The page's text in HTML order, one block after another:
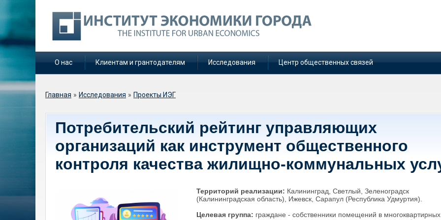
О нас Клиентам и грантодателям Исследования Центр общественных связей
Вы здесь
Главная » Исследования » Проекты ИЭГ
Потребительский рейтинг управляющих
организаций как инструмент общественного
контроля качества жилищно-коммунальных
Территорий реализации: Калининград, Светлый, Зеленоградск
(Калининградская область), Ижевск, Сарапул (Республика Удмуртия).
Целевая группа: граждане - собственники помещений в многоквартирных